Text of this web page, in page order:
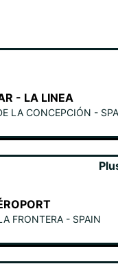
- LA LINEA
LA CONCEPCIÓN -
FRONTERA - SPAIN